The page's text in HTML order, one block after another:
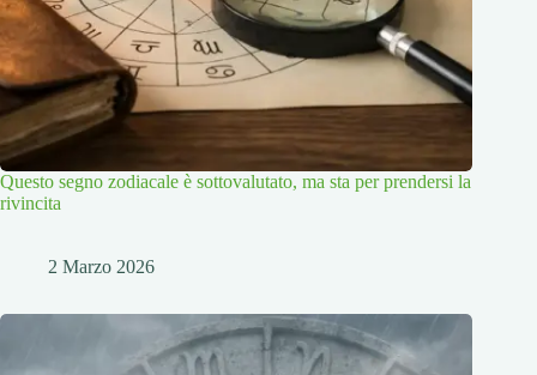
Questo segno zodiacale è sottovalutato, ma sta per prendersi la
rivincita
2 Marzo 2026